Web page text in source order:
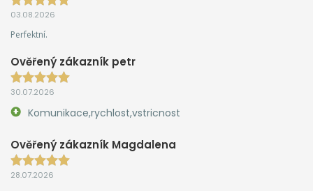
03.08.2026
Perfektní.
Ověřený zákazník petr
30.07.2026
Komunikace,rychlost,vstricnost
Ověřený zákazník Magdalena
28.07.2026